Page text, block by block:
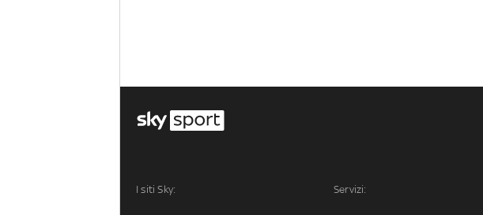
I siti Sky: Servizi: